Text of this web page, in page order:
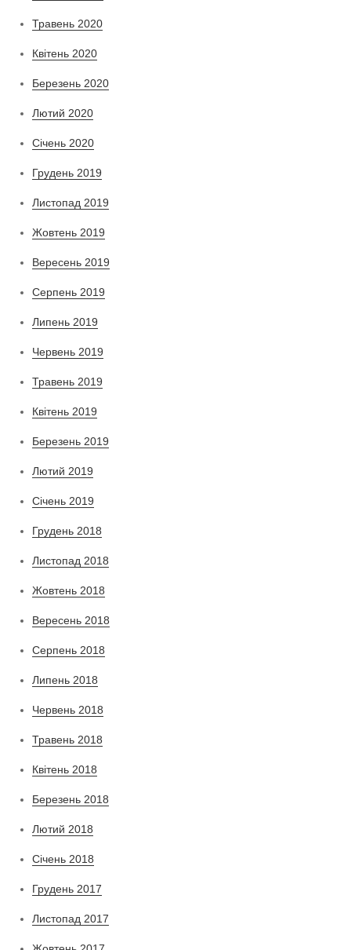
Травень 2020
Квітень 2020
Березень 2020
Лютий 2020
Січень 2020
Грудень 2019
Листопад 2019
Жовтень 2019
Вересень 2019
Серпень 2019
Липень 2019
Червень 2019
Травень 2019
Квітень 2019
Березень 2019
Лютий 2019
Січень 2019
Грудень 2018
Листопад 2018
Жовтень 2018
Вересень 2018
Серпень 2018
Липень 2018
Червень 2018
Травень 2018
Квітень 2018
Березень 2018
Лютий 2018
Січень 2018
Грудень 2017
Листопад 2017